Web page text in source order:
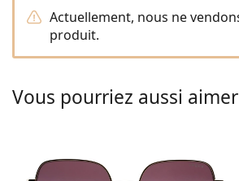
Persol
Prada
Actuellement, nous ne
produit.
Vous pourriez aussi aimer